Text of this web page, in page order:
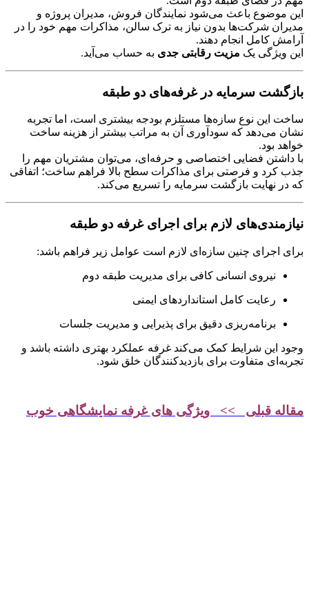
این موضوع باعث می‌شود نمایندگان فروش، مدیران پروژه و
مدیران شرکت‌ها بدون نیاز به ترک سالن، مذاکرات مهم خود را در
آرامش کامل انجام دهند.
این ویژگی یک مزیت رقابتی جدی به حساب می‌آید.
بازگشت سرمایه در غرفه‌های دو طبقه
ساخت این نوع سازه‌ها مستلزم بودجه بیشتری است، اما تجربه
نشان می‌دهد که سودآوری آن به مراتب بیشتر از هزینه ساخت
خواهد بود.
با داشتن فضایی اختصاصی و حرفه‌ای، می‌توان مشتریان مهم را
جذب کرد و فرصتی برای مذاکرات سطح بالا فراهم ساخت؛ اتفاقی
که در نهایت بازگشت سرمایه را تسریع می‌کند.
نیازمندی‌های لازم برای اجرای غرفه دو طبقه
برای اجرای چنین سازه‌ای لازم است عوامل زیر فراهم باشد:
نیروی انسانی کافی برای مدیریت طبقه دوم
رعایت کامل استانداردهای ایمنی
برنامه‌ریزی دقیق برای پذیرایی و مدیریت جلسات
وجود این شرایط کمک می‌کند غرفه عملکرد بهتری داشته باشد و
تجربه‌ای متفاوت برای بازدیدکنندگان خلق شود.
مقاله قبلی >> ویژگی های غرفه نمایشگاهی خوب